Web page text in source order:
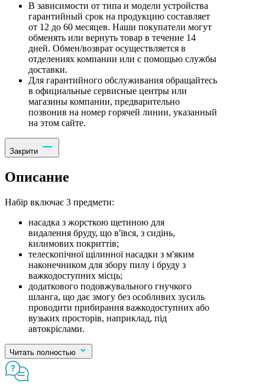
В зависимости от типа и модели устройства
гарантийный срок на продукцию составляет
от 12 до 60 месяцев. Наши покупатели могут
обменять или вернуть товар в течение 14
дней. Обмен/возврат осуществляется в
отделениях компании или с помощью службы
доставки.
Для гарантийного обслуживания обращайтесь
в официальные сервисные центры или
магазины компании, предварительно
позвонив на номер горячей линии, указанный
на этом сайте.
Закрити
Описание
Набір включає 3 предмети:
насадка з жорсткою щетиною для
видалення бруду, що в'ївся, з сидінь,
килимових покриттів;
телескопічної щілинної насадки з м'яким
наконечником для збору пилу і бруду з
важкодоступних місць;
додаткового подовжувального гнучкого
шланга, що дає змогу без особливих зусиль
проводити прибирання важкодоступних або
вузьких просторів, наприклад, під
автокріслами.
Читать полностью